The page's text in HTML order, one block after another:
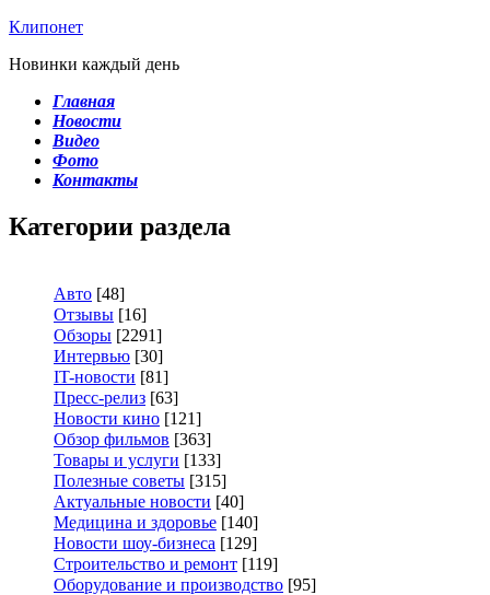
Клипонет
Новинки каждый день
Главная
Новости
Видео
Фото
Контакты
Категории раздела
Авто [48]
Отзывы [16]
Обзоры [2291]
Интервью [30]
IT-новости [81]
Пресс-релиз [63]
Новости кино [121]
Обзор фильмов [363]
Товары и услуги [133]
Полезные советы [315]
Актуальные новости [40]
Медицина и здоровье [140]
Новости шоу-бизнеса [129]
Строительство и ремонт [119]
Оборудование и производство [95]